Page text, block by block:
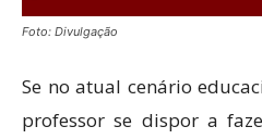
Foto: Divulgação
Se no atual cenário
professor se dispor a